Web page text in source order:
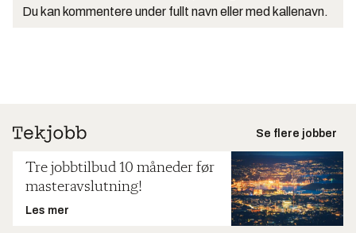
Du kan kommentere under fullt navn eller med kallenavn.
Se flere jobber
Tre jobbtilbud 10 måneder før
masteravslutning!
Les mer